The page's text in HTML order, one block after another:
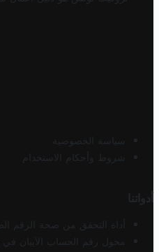
سياسة الخصوصية
شروط وأحكام الاستخدام
أدواتنا
أداة التحقق من صحة الرقم
محول رقم الحساب الآيبان في